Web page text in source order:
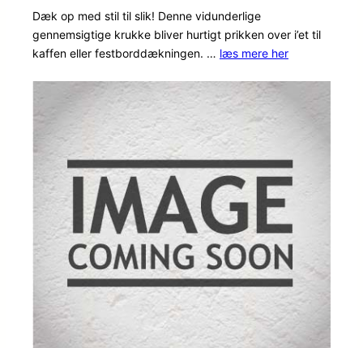
ud af 5
baseret på
kundebedø
Dæk op med stil til slik! Denne vidunderlige
gennemsigtige krukke bliver hurtigt prikken over i’et til
kaffen eller festborddækningen. … læs mere her